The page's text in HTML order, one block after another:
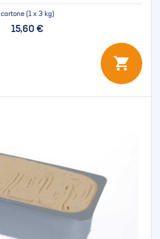
cartone (1 x 3 kg)
15,60 €